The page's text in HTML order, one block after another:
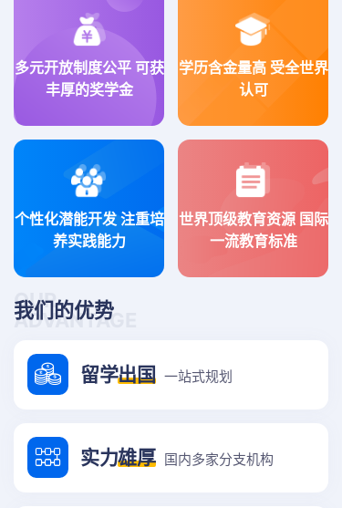
多元开放制度公平 可获
丰厚的奖学金
学历含金量高 受全世界
认可
个性化潜能开发 注重培
养实践能力
世界顶级教育资源 国际
一流教育标准
OUR
ADVANTAGE
我们的优势
留学出国 一站式规划
实力雄厚 国内多家分支机构